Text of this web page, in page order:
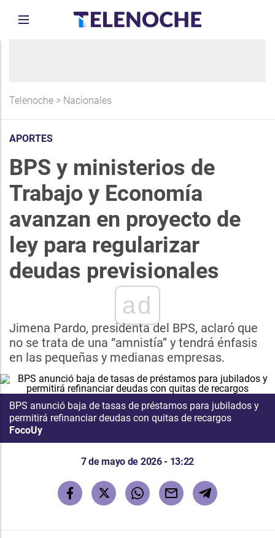
Telenoche > Nacionales
APORTES
BPS y ministerios de
Trabajo y Economía
avanzan en proyecto de
ley para regularizar
deudas previsionales
ad
Jimena Pardo, presidenta del BPS, aclaró que
no se trata de una “amnistía” y tendrá énfasis
en las pequeñas y medianas empresas.
BPS anunció baja de tasas de préstamos para jubilados y
permitirá refinanciar deudas con quitas de recargos
FocoUy
7 de mayo de 2026 - 13:22